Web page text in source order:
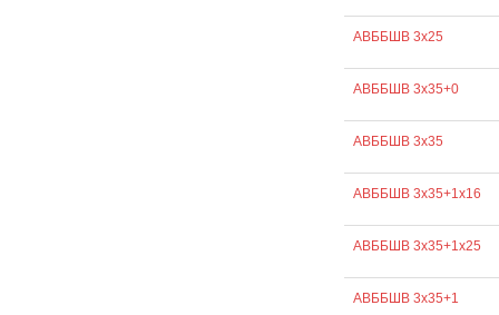
АВББШВ 3х25
АВББШВ 3х35+0
АВББШВ 3х35
АВББШВ 3х35+1х16
АВББШВ 3х35+1х25
АВББШВ 3х35+1